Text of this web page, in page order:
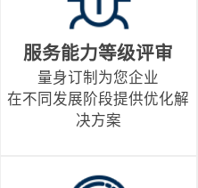
服务能力等级评审
量身订制为您企业
在不同发展阶段提供优化解
决方案